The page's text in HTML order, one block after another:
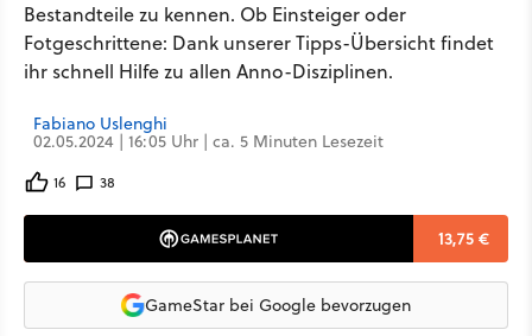
Bestandteile zu kennen. Ob Einsteiger oder
Fotgeschrittene: Dank unserer Tipps-Übersicht findet
ihr schnell Hilfe zu allen Anno-Disziplinen.
Fabiano Uslenghi
02.05.2024 | 16:05 Uhr | ca. 5 Minuten Lesezeit
16 38
13,75 €
GameStar bei Google bevorzugen